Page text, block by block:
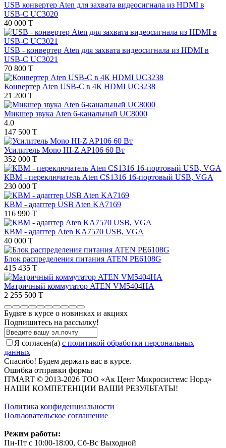
USB конвертер Aten для захвата видеосигнала из HDMI в
USB-C UC3020
40 000 T
USB - конвертер Aten для захвата видеосигнала из HDMI в
USB-C UC3021
70 800 T
Конвертер Aten USB-C в 4К HDMI UC3238
21 200 T
Микшер звука Aten 6-канальный UC8000
4.0
147 500 T
Усилитель Mono HI-Z AP106 60 Вт
352 000 T
КВМ - переключатель Aten CS1316 16-портовый USB, VGA
230 000 T
КВМ - адаптер USB Aten KA7169
116 990 T
КВМ - адаптер Aten KA7570 USB, VGA
40 000 T
Блок распределения питания ATEN PE6108G
415 435 T
Матричный коммутатор ATEN VM5404HA
2 255 500 T
Будьте в курсе о новинках и акциях
Подпишитесь на рассылкy!
Я согласен(a) с политикой обработки персональных
данных
Спасибо! Будем держать вас в курсе.
Ошибка отправки формы
ITMART © 2013-2026 ТОО «Ак Цент Микросистемс Норд»
НАШИ КОМПЕТЕНЦИИ ВАШИ РЕЗУЛЬТАТЫ!
Политика конфиденциальности
Пользовательское соглашение
Режим работы:
Пн-Пт с 10:00-18:00, Сб-Вс Выходной